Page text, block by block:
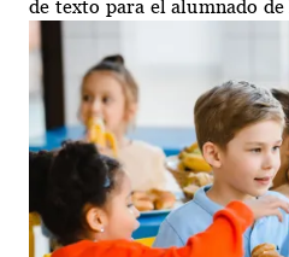
de texto para el alumnado